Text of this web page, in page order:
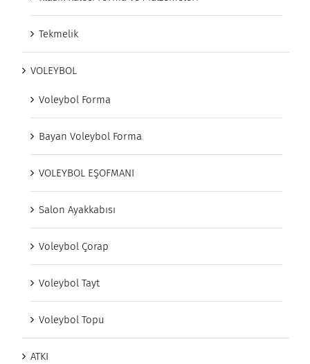
Tekmelik
VOLEYBOL
Voleybol Forma
Bayan Voleybol Forma
VOLEYBOL EŞOFMANI
Salon Ayakkabısı
Voleybol Çorap
Voleybol Tayt
Voleybol Topu
ATKI